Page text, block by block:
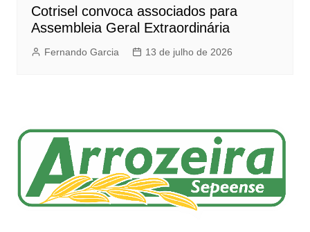
Cotrisel convoca associados para
Assembleia Geral Extraordinária
Fernando Garcia 13 de julho de 2026